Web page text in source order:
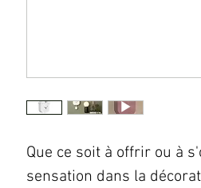
Que ce soit à offrir ou à
sensation dans la